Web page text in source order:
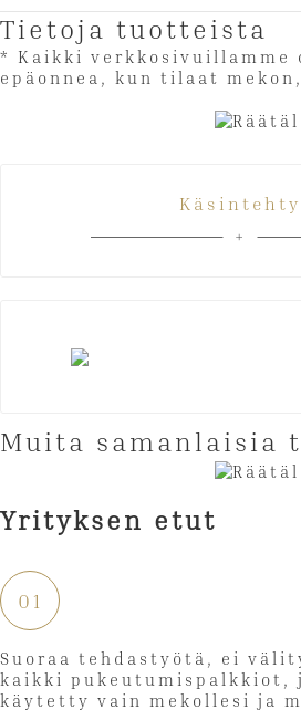
Tietoja tuotteista
* Kaikki verkkosivuillamme
epäonnea, kun tilaat
Käsintehty
Muita samanlaisia
Yrityksen etut
01
Suoraa tehdastyötä, ei
kaikki pukeutumispalkkiot,
käytetty vain mekollesi ja